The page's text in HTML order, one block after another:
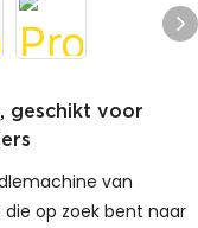
geschikt voor
van
die op zoek bent naar